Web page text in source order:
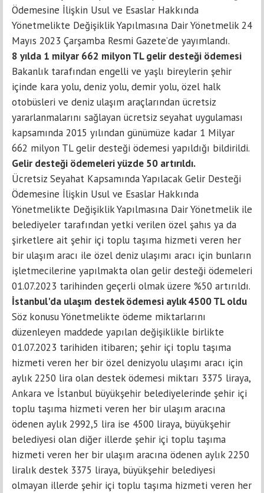
Ödemesine İlişkin Usul ve Esaslar Hakkında
Yönetmelikte Değişiklik Yapılmasına Dair Yönetmelik 24
Mayıs 2023 Çarşamba Resmi Gazete’de yayımlandı.
8 yılda 1 milyar 662 milyon TL gelir desteği ödemesi
Bakanlık tarafından engelli ve yaşlı bireylerin şehir
içinde kara yolu, deniz yolu, demir yolu, özel halk
otobüsleri ve deniz ulaşım araçlarından ücretsiz
yararlanmalarını sağlayan ücretsiz seyahat uygulaması
kapsamında 2015 yılından günümüze kadar 1 Milyar
662 milyon TL gelir desteği ödemesi yapıldığı bildirildi.
Gelir desteği ödemeleri yüzde 50 artırıldı.
Ücretsiz Seyahat Kapsamında Yapılacak Gelir Desteği
Ödemesine İlişkin Usul ve Esaslar Hakkında
Yönetmelikte Değişiklik Yapılmasına Dair Yönetmelik ile
belediyeler tarafından yetki verilen özel şahıs ya da
şirketlere ait şehir içi toplu taşıma hizmeti veren her
bir ulaşım aracı ile özel deniz ulaşımı aracı için bunların
işletmecilerine yapılmakta olan gelir desteği ödemeleri
01.07.2023 tarihinden geçerli olmak üzere %50 artırıldı.
İstanbul'da ulaşım destek ödemesi aylık 4500 TL oldu
Söz konusu Yönetmelikte ödeme miktarlarını
düzenleyen maddede yapılan değişiklikle birlikte
01.07.2023 tarihiden itibaren; şehir içi toplu taşıma
hizmeti veren her bir özel denizyolu ulaşımı aracı için
aylık 2250 lira olan destek ödemesi miktarı 3375 liraya,
Ankara ve İstanbul büyükşehir belediyelerinde şehir içi
toplu taşıma hizmeti veren her bir ulaşım aracına
ödenen aylık 2992,5 lira ise 4500 liraya, büyükşehir
belediyesi olan diğer illerde şehir içi toplu taşıma
hizmeti veren her bir ulaşım aracına ödenen aylık 2250
liralık destek 3375 liraya, büyükşehir belediyesi
olmayan illerde şehir içi toplu taşıma hizmeti veren her